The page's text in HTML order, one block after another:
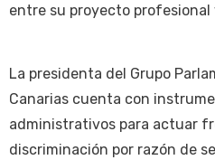
entre su proyecto profesional
La presidenta del Grupo
Canarias cuenta con
administrativos para actuar
discriminación por razón de